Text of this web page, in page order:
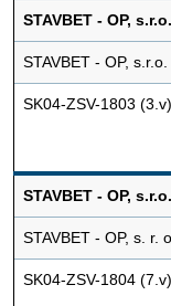
STAVBET - OP,
STAVBET - OP, s.r.o.
SK04-ZSV-1803 (3.v)
STAVBET - OP,
STAVBET - OP, s. r.
SK04-ZSV-1804 (7.v)